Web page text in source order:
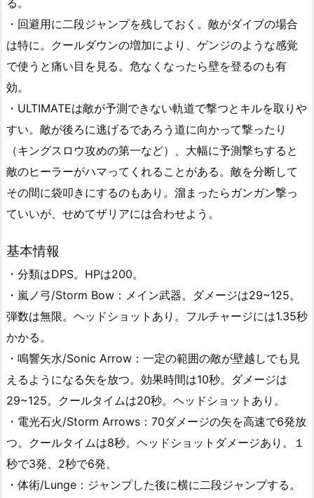
る。
・回避用に二段ジャンプを残しておく。敵がダイブの場合
は特に。クールダウンの増加により、ゲンジのような感覚
で使うと痛い目を見る。危なくなったら壁を登るのも有
効。
・ULTIMATEは敵が予測できない軌道で撃つとキルを取りや
すい。敵が後ろに逃げるであろう道に向かって撃ったり
（キングスロウ攻めの第一など）、大幅に予測撃ちすると
敵のヒーラーがハマってくれることがある。敵を分断して
その間に袋叩きにするのもあり。溜まったらガンガン撃っ
ていいが、せめてザリアには合わせよう。
基本情報
・分類はDPS。HPは200。
・嵐ノ弓/Storm Bow：メイン武器。ダメージは29~125。
弾数は無限。ヘッドショットあり。フルチャージには1.35秒
かかる。
・鳴響矢水/Sonic Arrow：一定の範囲の敵が壁越しでも見
えるようになる矢を放つ。効果時間は10秒。ダメージは
29~125。クールタイムは20秒。ヘッドショットあり。
・電光石火/Storm Arrows：70ダメージの矢を高速で6発放
つ。クールタイムは8秒。ヘッドショットダメージあり。１
秒で3発、2秒で6発。
・体術/Lunge：ジャンプした後に横に二段ジャンプする。